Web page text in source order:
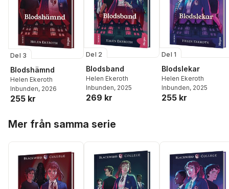
Del 3
Blodshämnd
Helen Ekeroth
Inbunden, 2026
255 kr
Del 2
Blodsband
Helen Ekeroth
Inbunden, 2025
269 kr
Del 1
Blodslekar
Helen Ekeroth
Inbunden, 2025
255 kr
Mer från samma serie